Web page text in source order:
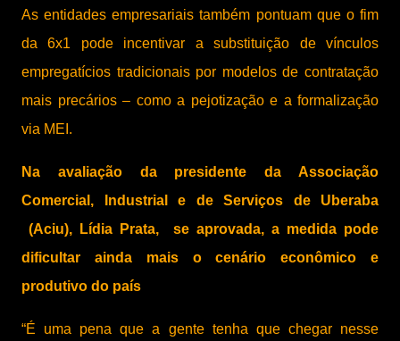
As entidades empresariais também pontuam que o fim
da 6x1 pode incentivar a substituição de vínculos
empregatícios tradicionais por modelos de contratação
mais precários – como a pejotização e a formalização
via MEI.
Na avaliação da presidente da Associação
Comercial, Industrial e de Serviços de Uberaba
(Aciu), Lídia Prata, se aprovada, a medida pode
dificultar ainda mais o cenário econômico e
produtivo do país
“É uma pena que a gente tenha que chegar nesse